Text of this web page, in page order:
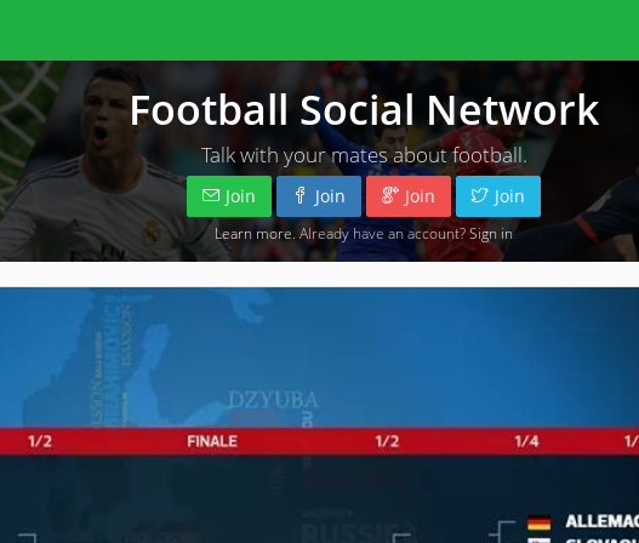
Football Social Network
Talk with your mates about football.
Join Join Join Join
Learn more . Already have an account?Sign in